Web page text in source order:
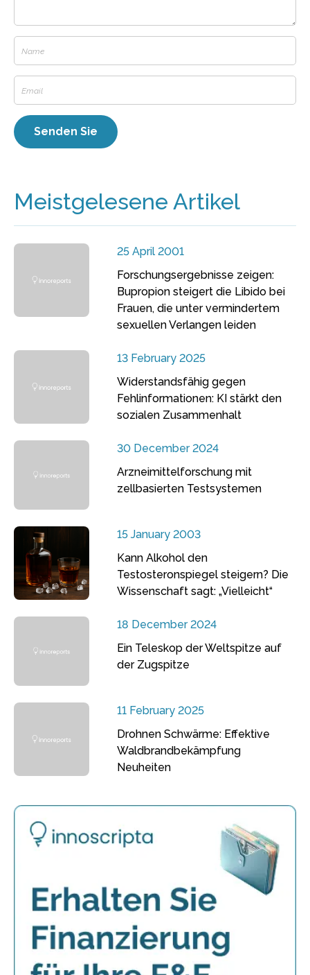
Meistgelesene Artikel
25 April 2001
Forschungsergebnisse zeigen:
Bupropion steigert die Libido bei
Frauen, die unter vermindertem
sexuellen Verlangen leiden
13 February 2025
Widerstandsfähig gegen
Fehlinformationen: KI stärkt den
sozialen Zusammenhalt
30 December 2024
Arzneimittelforschung mit
zellbasierten Testsystemen
15 January 2003
Kann Alkohol den
Testosteronspiegel steigern? Die
Wissenschaft sagt: „Vielleicht“
18 December 2024
Ein Teleskop der Weltspitze auf
der Zugspitze
11 February 2025
Drohnen Schwärme: Effektive
Waldbrandbekämpfung
Neuheiten